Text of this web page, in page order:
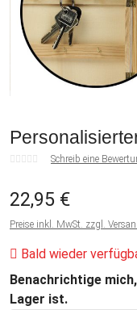
Schreib eine
22,95 €
Preise inkl. MwSt. zzgl.
Bald wieder
Benachrichtige
Lager ist.